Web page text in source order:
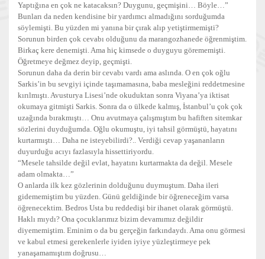
Yaptığına en çok ne katacaksın? Duygunu, geçmişini… Böyle…”
Bunları da neden kendisine bir yardımcı almadığını sorduğumda
söylemişti. Bu yüzden mi yanına bir çırak alıp yetiştirmemişti?
Sorunun birden çok cevabı olduğunu da marangozhanede öğrenmiştim.
Birkaç kere denemişti. Ama hiç kimsede o duyguyu görememişti.
Öğretmeye değmez deyip, geçmişti.
Sorunun daha da derin bir cevabı vardı ama aslında. O en çok oğlu
Sarkis’in bu sevgiyi içinde taşımamasına, baba mesleğini reddetmesine
kırılmıştı. Avusturya Lisesi’nde okuduktan sonra Viyana’ya iktisat
okumaya gitmişti Sarkis. Sonra da o ülkede kalmış, İstanbul’u çok çok
uzağında bırakmıştı… Onu avutmaya çalışmıştım bu hafiften sitemkar
sözlerini duyduğumda. Oğlu okumuştu, iyi tahsil görmüştü, hayatını
kurtarmıştı… Daha ne isteyebilirdi?.. Verdiği cevap yaşananların
duyurduğu acıyı fazlasıyla hissettiriyordu.
“Mesele tahsilde değil evlat, hayatını kurtarmakta da değil. Mesele
adam olmakta…”
O anlarda ilk kez gözlerinin dolduğunu duymuştum. Daha ileri
gidememiştim bu yüzden. Günü geldiğinde bir öğreneceğim varsa
öğrenecektim. Bedros Usta bu reddedişi bir ihanet olarak görmüştü.
Haklı mıydı? Ona çocuklarımız bizim devamımız değildir
diyememiştim. Eminim o da bu gerçeğin farkındaydı. Ama onu görmesi
ve kabul etmesi gerekenlerle iyiden iyiye yüzleştirmeye pek
yanaşamamıştım doğrusu…